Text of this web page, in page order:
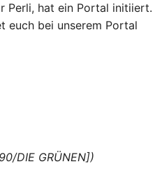
Perli, hat ein Portal initiiert.
euch bei unserem Portal
DIE GRÜNEN])